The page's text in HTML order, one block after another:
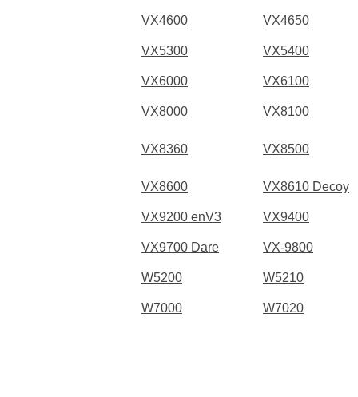
VX4600 VX4650
VX5300 VX5400
VX6000 VX6100
VX8000 VX8100
VX8360 VX8500
VX8600 VX8610 Decoy
VX9200 enV3 VX9400
VX9700 Dare VX-9800
W5200 W5210
W7000 W7020